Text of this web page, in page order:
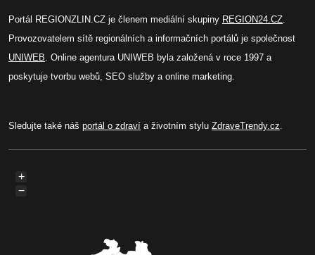
Portál REGIONZLIN.CZ je členem mediální skupiny REGION24.CZ.
Provozovatelem sítě regionálních a informačních portálů je společnost
UNIWEB. Online agentura UNIWEB byla založená v roce 1997 a
poskytuje tvorbu webů, SEO služby a online marketing.
Sledujte také náš portál o zdraví a životním stylu ZdraveTrendy.cz.
+
−